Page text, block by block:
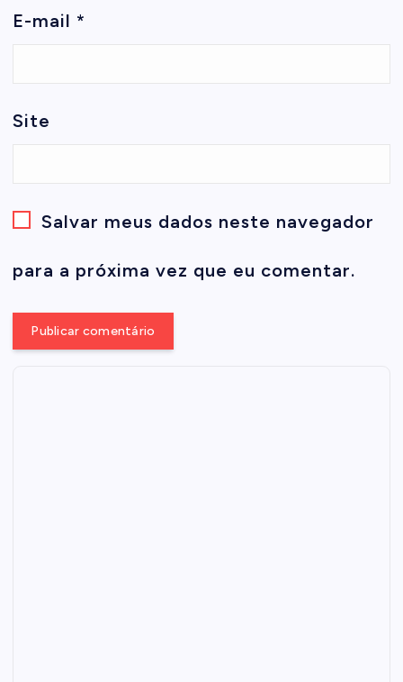
E-mail *
Site
Salvar meus dados neste navegador
para a próxima vez que eu comentar.